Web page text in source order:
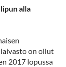
alla
on ollut
2017 lopussa